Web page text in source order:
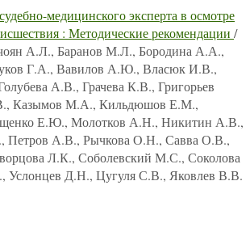
медицинского эксперта в осмотре
: Методические рекомендации /
А.Л., Баранов М.Л., Бородина А.А.,
Г.А., Вавилов А.Ю., Власюк И.В.,
А.В., Грачева К.В., Григорьев
Казымов М.А., Кильдюшов Е.М.,
Е.Ю., Молотков А.Н., Никитин А.В.,
Петров А.В., Рычкова О.Н., Савва О.В.,
Л.К., Соболевский М.С., Соколова
Д.Н., Цугуля С.В., Яковлев В.В.